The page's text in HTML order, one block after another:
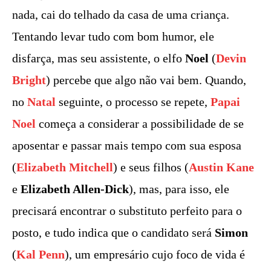
nada, cai do telhado da casa de uma criança.
Tentando levar tudo com bom humor, ele
disfarça, mas seu assistente, o elfo Noel (Devin
Bright) percebe que algo não vai bem. Quando,
no Natal seguinte, o processo se repete, Papai
Noel começa a considerar a possibilidade de se
aposentar e passar mais tempo com sua esposa
(Elizabeth Mitchell) e seus filhos (Austin Kane
e Elizabeth Allen-Dick), mas, para isso, ele
precisará encontrar o substituto perfeito para o
posto, e tudo indica que o candidato será Simon
(Kal Penn), um empresário cujo foco de vida é